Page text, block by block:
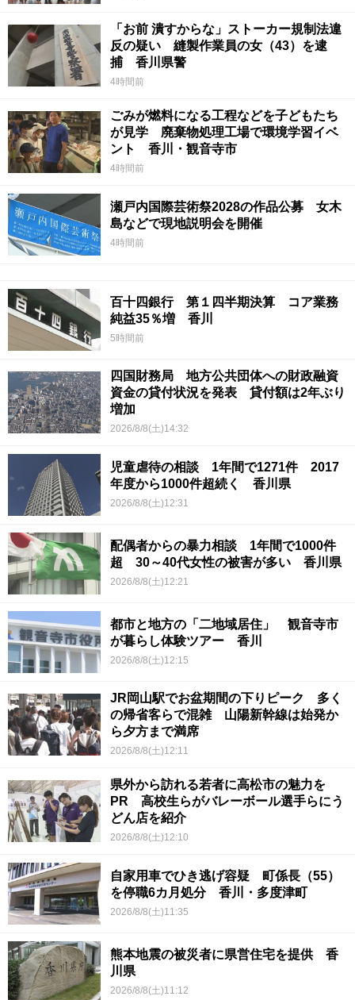
「お前 潰すからな」ストーカー規制法違
反の疑い 縫製作業員の女（43）を逮
捕 香川県警
4時間前
ごみが燃料になる工程などを子どもたち
が見学 廃棄物処理工場で環境学習イベ
ント 香川・観音寺市
4時間前
瀬戸内国際芸術祭2028の作品公募 女木
島などで現地説明会を開催
4時間前
百十四銀行 第１四半期決算 コア業務
純益35％増 香川
5時間前
四国財務局 地方公共団体への財政融資
資金の貸付状況を発表 貸付額は2年ぶり
増加
2026/8/8(土)14:32
児童虐待の相談 1年間で1271件 2017
年度から1000件超続く 香川県
2026/8/8(土)12:31
配偶者からの暴力相談 1年間で1000件
超 30～40代女性の被害が多い 香川県
2026/8/8(土)12:21
都市と地方の「二地域居住」 観音寺市
が暮らし体験ツアー 香川
2026/8/8(土)12:15
JR岡山駅でお盆期間の下りピーク 多く
の帰省客らで混雑 山陽新幹線は始発か
ら夕方まで満席
2026/8/8(土)12:11
県外から訪れる若者に高松市の魅力を
PR 高校生らがバレーボール選手らにう
どん店を紹介
2026/8/8(土)12:10
自家用車でひき逃げ容疑 町係長（55）
を停職6カ月処分 香川・多度津町
2026/8/8(土)11:35
熊本地震の被災者に県営住宅を提供 香
川県
2026/8/8(土)11:12